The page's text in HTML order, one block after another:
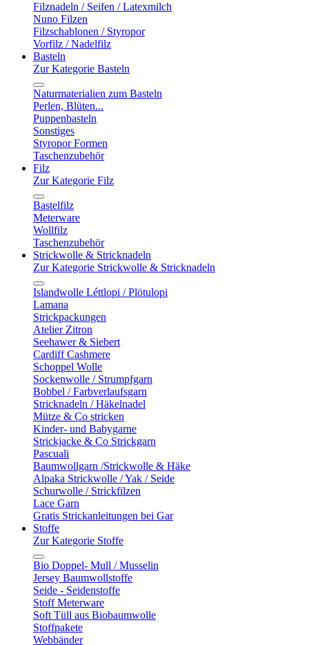
Filznadeln / Seifen / Latexmilch
Nuno Filzen
Filzschablonen / Styropor
Vorfilz / Nadelfilz
Basteln
Zur Kategorie Basteln
Naturmaterialien zum Basteln
Perlen, Blüten...
Puppenbasteln
Sonstiges
Styropor Formen
Taschenzubehör
Filz
Zur Kategorie Filz
Bastelfilz
Meterware
Wollfilz
Taschenzubehör
Strickwolle & Stricknadeln
Zur Kategorie Strickwolle & Stricknadeln
Islandwolle Léttlopi / Plötulopi
Lamana
Strickpackungen
Atelier Zitron
Seehawer & Siebert
Cardiff Cashmere
Schoppel Wolle
Sockenwolle / Strumpfgarn
Bobbel / Farbverlaufsgarn
Stricknadeln / Häkelnadel
Mütze & Co stricken
Kinder- und Babygarne
Strickjacke & Co Strickgarn
Pascuali
Baumwollgarn /Strickwolle & Häke
Alpaka Strickwolle / Yak / Seide
Schurwolle / Strickfilzen
Lace Garn
Gratis Strickanleitungen bei Gar
Stoffe
Zur Kategorie Stoffe
Bio Doppel- Mull / Musselin
Jersey Baumwollstoffe
Seide - Seidenstoffe
Stoff Meterware
Soft Tüll aus Biobaumwolle
Stoffpakete
Webbänder